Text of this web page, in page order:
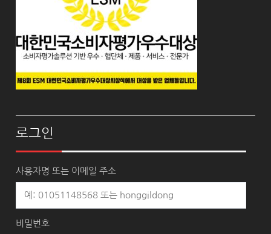
로그인
사용자명 또는 이메일 주소
비밀번호